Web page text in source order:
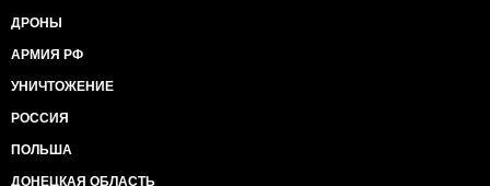
ДРОНЫ
АРМИЯ РФ
УНИЧТОЖЕНИЕ
РОССИЯ
ПОЛЬША
ДОНЕЦКАЯ ОБЛАСТЬ